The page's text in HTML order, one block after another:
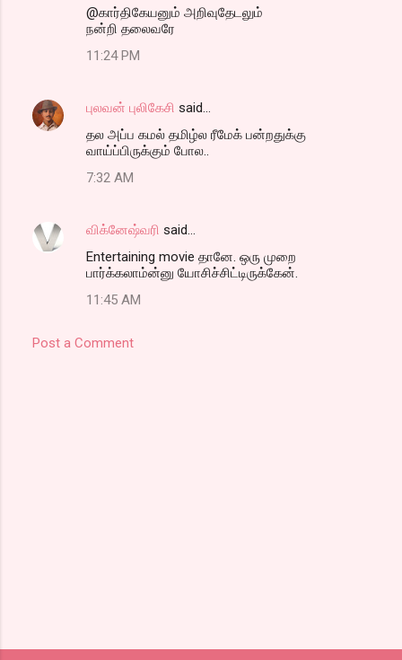
@கார்திகேயனும் அறிவுதேடலும்
நன்றி தலைவரே
11:24 PM
புலவன் புலிகேசி said…
தல அப்ப கமல் தமிழ்ல ரீமேக் பன்றதுக்கு
வாய்ப்பிருக்கும் போல..
7:32 AM
விக்னேஷ்வரி said…
Entertaining movie தானே. ஒரு முறை
பார்க்கலாம்ன்னு யோசிச்சிட்டிருக்கேன்.
11:45 AM
Post a Comment